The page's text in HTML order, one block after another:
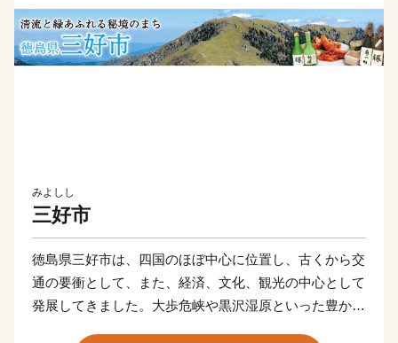
みよしし
三好市
徳島県三好市は、四国のほぼ中心に位置し、古くから交
通の要衝として、また、経済、文化、観光の中心として
発展してきました。大歩危峡や黒沢湿原といった豊かな